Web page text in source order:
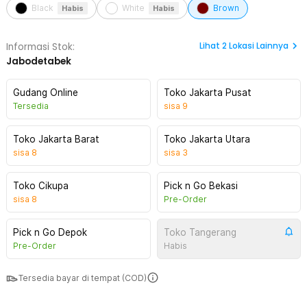
Black Habis White Habis Brown
Informasi Stok:
Jabodetabek
Lihat 2Lokasi Lainnya
Gudang Online
Tersedia
Toko Jakarta Pusat
sisa 9
Toko Jakarta Barat
sisa 8
Toko Jakarta Utara
sisa 3
Toko Cikupa
sisa 8
Pick n Go Bekasi
Pre-Order
Pick n Go Depok
Pre-Order
Toko Tangerang
Habis
Tersedia bayar di tempat (COD)